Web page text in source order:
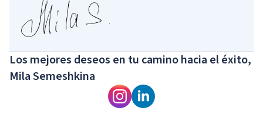
Los mejores deseos en tu camino hacia el éxito,
Mila Semeshkina